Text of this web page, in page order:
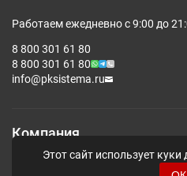
Работаем ежедневно с 9:00 до
8 800 301 61 80
8 800 301 61 80
info@pksistema.ru
Компания
Этот сайт использует